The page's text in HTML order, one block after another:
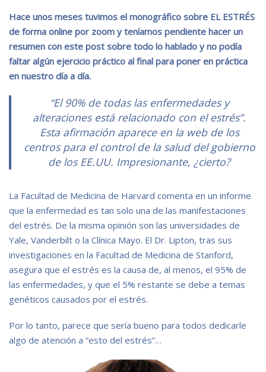
Hace unos meses tuvimos el monográfico sobre EL ESTRÉS
de forma online por zoom y teníamos pendiente hacer un
resumen con este post sobre todo lo hablado y no podía
faltar algún ejercicio práctico al final para poner en práctica
en nuestro día a día.
“El 90% de todas las enfermedades y
alteraciones está relacionado con el estrés”.
Esta afirmación aparece en la web de los
centros para el control de la salud del gobierno
de los EE.UU. Impresionante, ¿cierto?
La Facultad de Medicina de Harvard comenta en un informe
que la enfermedad es tan solo una de las manifestaciones
del estrés. De la misma opinión son las universidades de
Yale, Vanderbilt o la Clínica Mayo. El Dr. Lipton, tras sus
investigaciones en la Facultad de Medicina de Stanford,
asegura que el estrés es la causa de, al menos, el 95% de
las enfermedades, y que el 5% restante se debe a temas
genéticos causados por el estrés.
Por lo tanto, parece que sería bueno para todos dedicarle
algo de atención a “esto del estrés”…